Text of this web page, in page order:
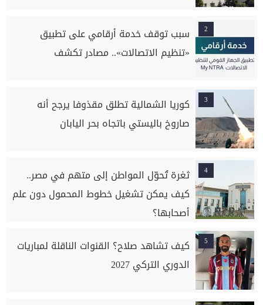
2
سبب توقف خدمة أرقامي على تطبيق
«تنظيم الاتصالات».. مصادر تكشف
3
كوريا الشمالية تطلق مقذوفا يرجح أنه
صاروخ باليستي باتجاه بحر اليابان
4
ثغرة تُحوّل المواطن إلى متهم في مصر..
كيف يمكن تشغيل خطوط المحمول دون علم
أصحابها؟
5
كيف تشاهد صلاح؟ القنوات الناقلة لمباريات
الدوري التركي 2027